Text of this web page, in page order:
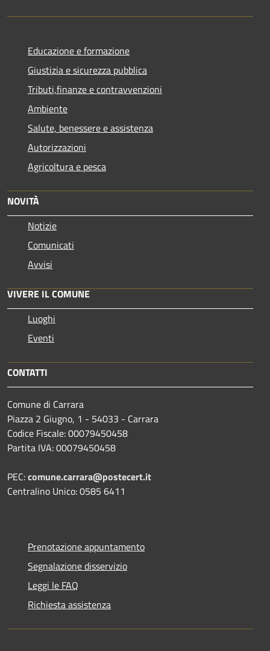
Educazione e formazione
Giustizia e sicurezza pubblica
Tributi,finanze e contravvenzioni
Ambiente
Salute, benessere e assistenza
Autorizzazioni
Agricoltura e pesca
NOVITÀ
Notizie
Comunicati
Avvisi
VIVERE IL COMUNE
Luoghi
Eventi
CONTATTI
Comune di Carrara
Piazza 2 Giugno, 1 - 54033 - Carrara
Codice Fiscale: 00079450458
Partita IVA: 00079450458
PEC:comune.carrara@postecert.it
Centralino Unico: 0585 6411
Prenotazione appuntamento
Segnalazione disservizio
Leggi le FAQ
Richiesta assistenza